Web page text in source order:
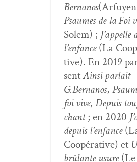
Bernanos
Psaumes de la Foi
Solem) ; J’appelle
l’enfance(La
tive). En 2019
sentAin­si par­lait
G.Bernanos,
foi vive, Depuis
chant; en 2020
depuis l’en­fance
Coopéra­tive) et
brûlante usure(Le